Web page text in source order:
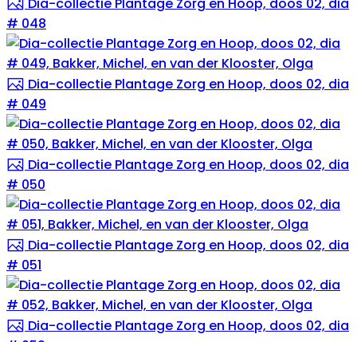
# 048
Dia-collectie Plantage Zorg en Hoop, doos 02, dia
# 049
Dia-collectie Plantage Zorg en Hoop, doos 02, dia
# 050
Dia-collectie Plantage Zorg en Hoop, doos 02, dia
# 051
Dia-collectie Plantage Zorg en Hoop, doos 02, dia